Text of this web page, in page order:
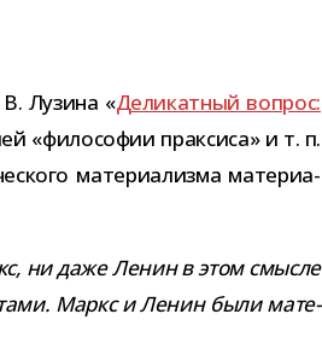
Лузина «Деликатный вопрос:
«фило­со­фии прак­сиса» и т. п.
мате­ри­а­лизма мате­ри­а­
ни даже Ленин в этом смысле
Маркс и Ленин были мате­